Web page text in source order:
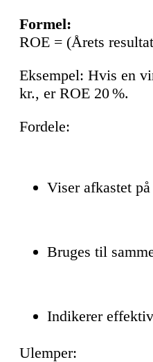
Formel:
ROE = (Årets
Eksempel: Hvis en
kr., er ROE 20 %.
Fordele:
Viser afkastet
Bruges til
Indikerer
Ulemper: